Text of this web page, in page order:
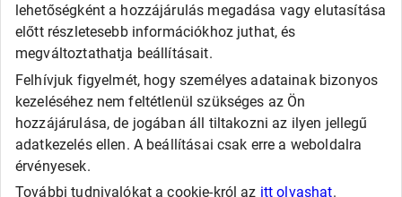
lehetőségként a hozzájárulás megadása vagy elutasítása
előtt részletesebb információkhoz juthat, és
megváltoztathatja beállításait.
Felhívjuk figyelmét, hogy személyes adatainak bizonyos
kezeléséhez nem feltétlenül szükséges az Ön
hozzájárulása, de jogában áll tiltakozni az ilyen jellegű
adatkezelés ellen. A beállításai csak erre a weboldalra
érvényesek.
További tudnivalókat a cookie-król az itt olvashat.
Runway
Sailun
SECURITY
Taurus
Tigar
Triangle
Viking
Westlake